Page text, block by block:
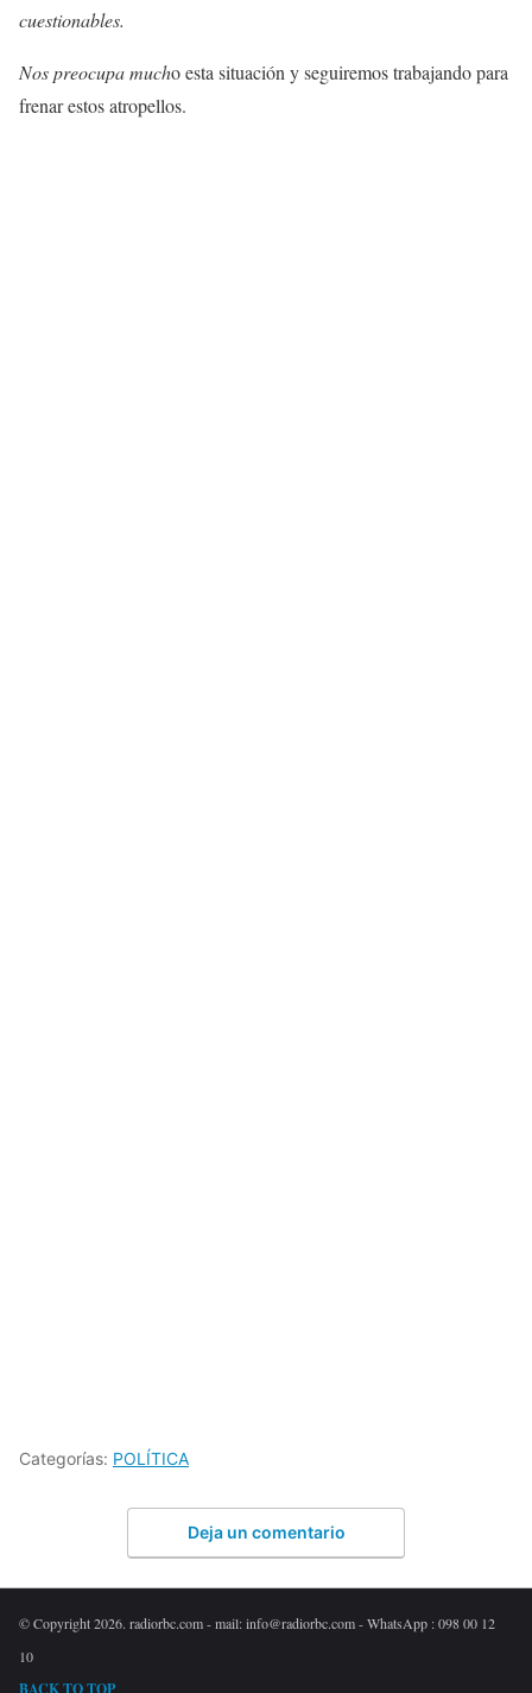
cuestionables.
Nos preocupa mucho esta situación y seguiremos trabajando para
frenar estos atropellos.
Categorías: POLÍTICA
Deja un comentario
© Copyright 2026. radiorbc.com - mail: info@radiorbc.com - WhatsApp : 098 00 12
10